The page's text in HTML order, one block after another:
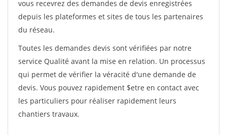
vous recevrez des demandes de devis enregistrées
depuis les plateformes et sites de tous les partenaires
du réseau.
Toutes les demandes devis sont vérifiées par notre
service Qualité avant la mise en relation. Un processus
qui permet de vérifier la véracité d'une demande de
devis. Vous pouvez rapidement $etre en contact avec
les particuliers pour réaliser rapidement leurs
chantiers travaux.